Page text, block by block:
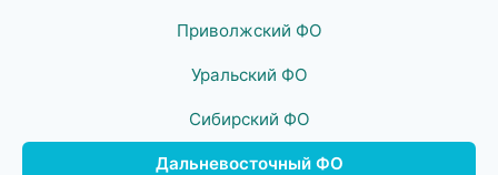
Приволжский ФО
Уральский ФО
Сибирский ФО
Дальневосточный ФО